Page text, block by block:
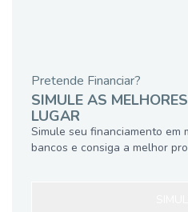
Pretende Financiar?
SIMULE AS
LUGAR
Simule seu financiamento em
bancos e consiga a melhor